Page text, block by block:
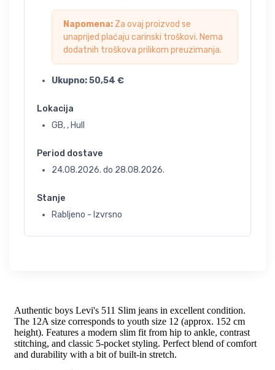
Napomena: Za ovaj proizvod se
unaprijed plaćaju carinski troškovi. Nema
dodatnih troškova prilikom preuzimanja.
Ukupno:50,54 €
Lokacija
GB, , Hull
Period dostave
24.08.2026. do 28.08.2026.
Stanje
Rabljeno - Izvrsno